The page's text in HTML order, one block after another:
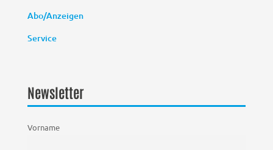
Abo/Anzeigen
Service
Newsletter
Vorname